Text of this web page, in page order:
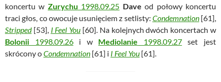
koncertu w Zurychu 1998.09.25 Dave od połowy koncertu
traci głos, co owocuje usunięciem z setlisty: Condemnation[61],
Stripped[53], I Feel You [60]. Na kolejnych dwóch koncertach w
Bolonii 1998.09.26i w Mediolanie 1998.09.27set jest
skrócony oCondemnation [61] i I Feel You [61].